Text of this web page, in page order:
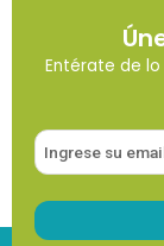
Entérate de